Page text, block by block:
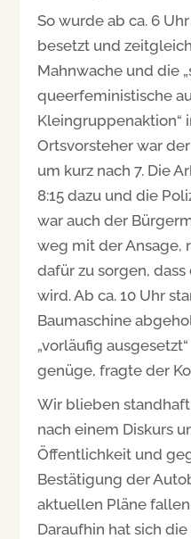
So wurde ab ca. 6
besetzt und
Mahnwache und die
queerfeministische
Kleingruppenaktion“
Ortsvorsteher war
um kurz nach 7. Die
8:15 dazu und die
war auch der
weg mit der Ansage,
dafür zu sorgen,
wird. Ab ca. 10 Uhr
Baumaschine
„vorläufig
genüge, fragte der
Wir blieben
nach einem Diskurs
Öffentlichkeit und
Bestätigung der
aktuellen Pläne
Daraufhin hat sich